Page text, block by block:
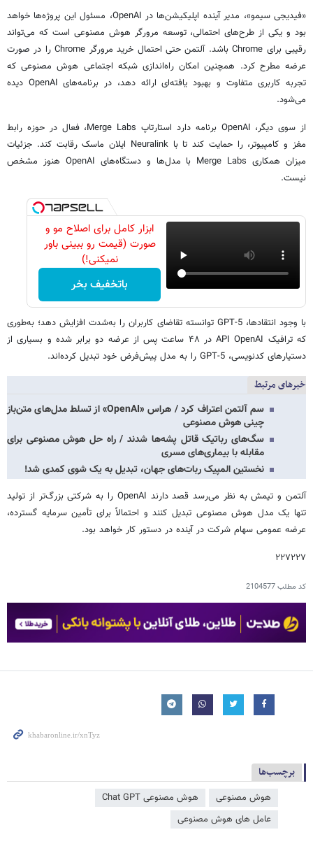
«فیدیجی سیمو»، مدیر آینده اپلیکیشن‌ها در OpenAI، مسئول این پروژه‌ها خواهد
بود و یکی از طرح‌های احتمالی، توسعه مرورگر هوش مصنوعی است که می‌تواند
رقیبی برای Chrome باشد. آلتمن حتی احتمال خرید مرورگر Chrome را در صورت
عرضه مطرح کرد. همچنین امکان راه‌اندازی شبکه اجتماعی هوش مصنوعی که
تجربه کاربری متفاوت و بهبود یافته‌ای ارائه دهد، در برنامه‌های OpenAI دیده
می‌شود.
از سوی دیگر، OpenAI برنامه دارد استارتاپ Merge Labs، فعال در حوزه رابط
مغز و کامپیوتر، را حمایت کند تا با Neuralink ایلان ماسک رقابت کند. جزئیات
میزان همکاری Merge Labs با مدل‌ها و دستگاه‌های OpenAI هنوز مشخص
نیست.
ابزار کامل برای اصلاح مو و
صورت (قیمت رو ببینی باور
نمیکنی!)
باتخفیف بخر
با وجود انتقادها، GPT-5 توانسته تقاضای کاربران را به‌شدت افزایش دهد؛ به‌طوری
که ترافیک API OpenAI در ۴۸ ساعت پس از عرضه دو برابر شده و بسیاری از
دستیارهای کدنویسی، GPT-5 را به مدل پیش‌فرض خود تبدیل کرده‌اند.
خبرهای مرتبط
سم آلتمن اعتراف کرد / هراس «OpenAI» از تسلط مدل‌های متن‌باز
چینی هوش مصنوعی
سگ‌های رباتیک قاتل پشه‌ها شدند / راه حل هوش مصنوعی برای
مقابله با بیماری‌های مسری
نخستین المپیک ربات‌های جهان، تبدیل به یک شوی کمدی شد!
آلتمن و تیمش به نظر می‌رسد قصد دارند OpenAI را به شرکتی بزرگ‌تر از تولید
تنها یک مدل هوش مصنوعی تبدیل کنند و احتمالاً برای تأمین سرمایه گسترده،
عرضه عمومی سهام شرکت در آینده در دستور کار خواهد بود.
۲۲۷۲۲۷
کد مطلب2104577
برچسب‌ها
هوش مصنوعی
هوش مصنوعی Chat GPT
عامل‌ های هوش مصنوعی